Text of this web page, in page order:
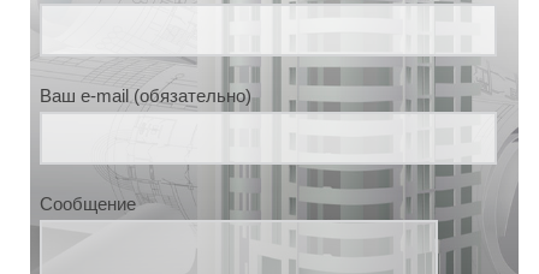
Ваш e-mail (обязательно)
Сообщение